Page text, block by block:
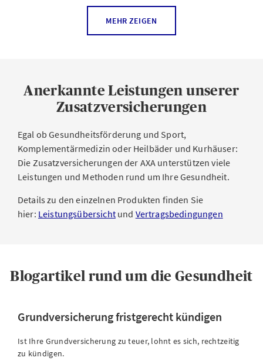
Welche Rabatte bietet die AXA für Familien?
Wann und wie kann ich die Zusatzversicherung
kündigen?
MEHR ZEIGEN
Anerkannte Leistungen unserer
Zusatzversicherungen
Egal ob Gesundheitsförderung und Sport,
Komplementärmedizin oder Heilbäder und Kurhäuser:
Die Zusatzversicherungen der AXA unterstützen viele
Leistungen und Methoden rund um Ihre Gesundheit.
Details zu den einzelnen Produkten finden Sie
hier: Leistungsübersichtund Vertragsbedingungen
Blogartikel rund um die Gesundheit
Grundversicherung fristgerecht kündigen
Ist Ihre Grundversicherung zu teuer, lohnt es sich, rechtzeitig
zu kündigen.